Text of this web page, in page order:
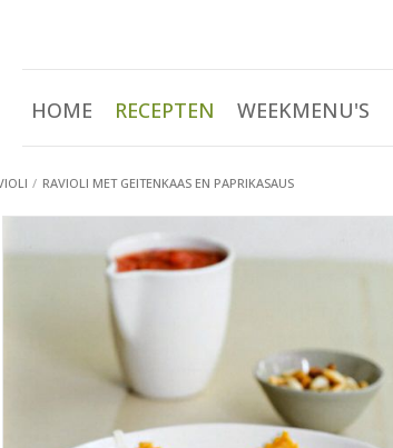
HOME RECEPTEN WEEKMENU'S
RAVIOLI MET GEITENKAAS EN PAPRIKASAUS